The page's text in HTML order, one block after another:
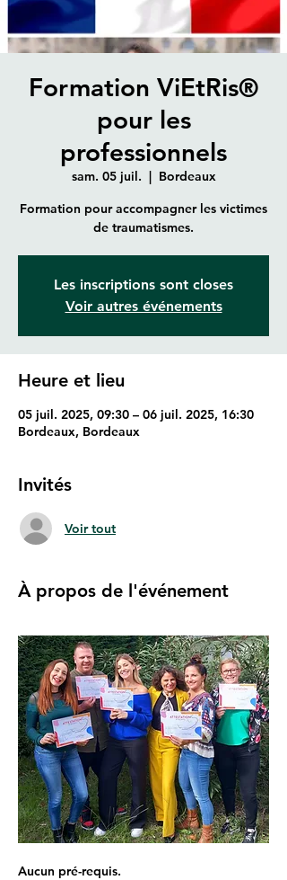
Formation ViEtRis®
pour les
professionnels
sam. 05 juil.
  |
Bordeaux
Formation pour accompagner les victimes
de traumatismes.
Les inscriptions sont closes
Voir autres événements
Heure et lieu
05 juil. 2025, 09:30 – 06 juil. 2025, 16:30
Bordeaux, Bordeaux
Invités
Voir tout
À propos de l'événement
Aucun pré-requis.